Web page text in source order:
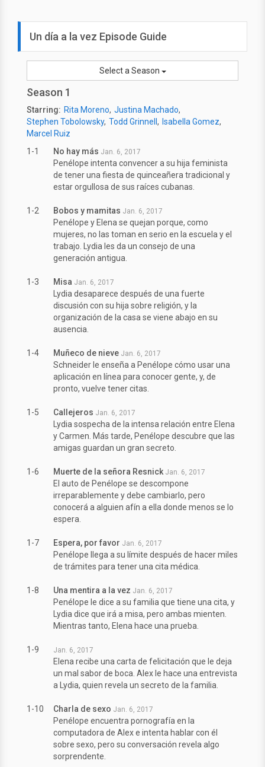
Un día a la vez Episode Guide
Select a Season
Season 1
Starring: Rita Moreno Justina Machado
Stephen Tobolowsky Todd Grinnell
Isabella Gomez
Marcel Ruiz
1-1
No hay más Jan. 6, 2017
Penélope intenta convencer a su hija feminista
de tener una fiesta de quinceañera tradicional y
estar orgullosa de sus raíces cubanas.
1-2 Bobos y mamitas Jan. 6, 2017
Penélope y Elena se quejan porque, como
mujeres, no las toman en serio en la escuela y el
trabajo. Lydia les da un consejo de una
generación antigua.
1-3 Misa Jan. 6, 2017
Lydia desaparece después de una fuerte
discusión con su hija sobre religión, y la
organización de la casa se viene abajo en su
ausencia.
1-4 Muñeco de nieve Jan. 6, 2017
Schneider le enseña a Penélope cómo usar una
aplicación en línea para conocer gente, y, de
pronto, vuelve tener citas.
1-5 Callejeros Jan. 6, 2017
Lydia sospecha de la intensa relación entre Elena
y Carmen. Más tarde, Penélope descubre que las
amigas guardan un gran secreto.
1-6 Muerte de la señora Resnick Jan. 6, 2017
El auto de Penélope se descompone
irreparablemente y debe cambiarlo, pero
conocerá a alguien afín a ella donde menos se lo
espera.
1-7 Espera, por favor Jan. 6, 2017
Penélope llega a su límite después de hacer miles
de trámites para tener una cita médica.
1-8 Una mentira a la vez Jan. 6, 2017
Penélope le dice a su familia que tiene una cita, y
Lydia dice que irá a misa, pero ambas mienten.
Mientras tanto, Elena hace una prueba.
1-9 Jan. 6, 2017
Elena recibe una carta de felicitación que le deja
un mal sabor de boca. Alex le hace una entrevista
a Lydia, quien revela un secreto de la familia.
1-10 Charla de sexo Jan. 6, 2017
Penélope encuentra pornografía en la
computadora de Alex e intenta hablar con él
sobre sexo, pero su conversación revela algo
sorprendente.